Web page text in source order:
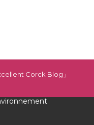
Corck Blog 」